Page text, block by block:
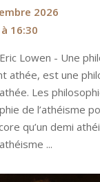
2026
16:30
Lowen - Une
athée, est une
Les
de l’athéisme
qu’un demi
...